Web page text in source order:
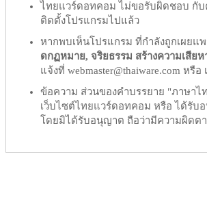
ไทยแวร์ดอทคอม ไม่ขอรับผิดชอบ กับ
ติดตั้งโปรแกรมไปแล้ว
หากพบเห็นโปรแกรม ที่กำลังถูกเผยแ
ดกฏหมาย, จริยธรรม สร้างความเสีย
แจ้งที่ webmaster@thaiware.com หรื
ข้อความ ส่วนของคำบรรยาย "ภาษา
เว็บไซต์ไทยแวร์ดอทคอม หรือ ได้รับ
โดยมิได้รับอนุญาต ถือว่ามีความผิดต